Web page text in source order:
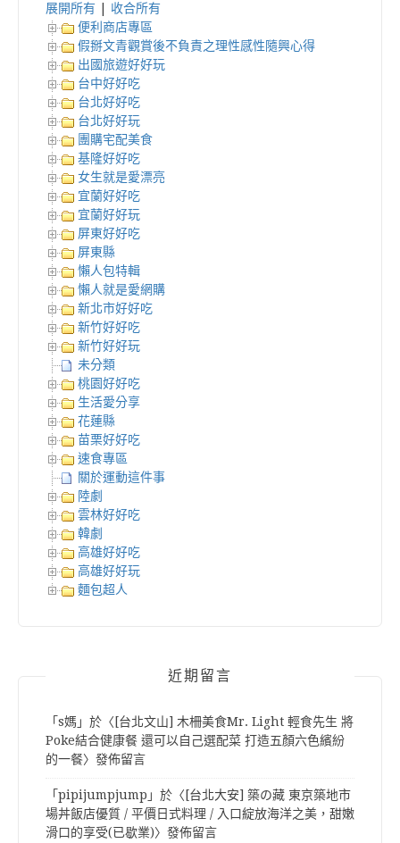
展開所有
收合所有
便利商店專區
假掰文青觀賞後不負責之理性感性隨興心得
出國旅遊好好玩
台中好好吃
台北好好吃
台北好好玩
團購宅配美食
基隆好好吃
女生就是愛漂亮
宜蘭好好吃
宜蘭好好玩
屏東好好吃
屏東縣
懶人包特輯
懶人就是愛網購
新北市好好吃
新竹好好吃
新竹好好玩
未分類
桃園好好吃
生活愛分享
花蓮縣
苗栗好好吃
速食專區
關於運動這件事
陸劇
雲林好好吃
韓劇
高雄好好吃
高雄好好玩
麵包超人
近期留言
「s媽 」於〈 [台北文山] 木柵美食Mr. Light 輕食先生 將
Poke結合健康餐 還可以自己選配菜 打造五顏六色繽紛
的一餐〉發佈留言
「pipijumpjump 」於〈 [台北大安] 築の藏 東京築地市
場丼飯店優質 / 平價日式料理 / 入口綻放海洋之美，甜嫩
滑口的享受(已歇業)〉發佈留言